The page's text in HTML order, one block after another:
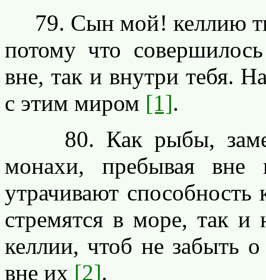
79. Сын мой! келлию
потому что
вне, так и внутри тебя.
с этим миром [1].
80. Как рыбы,
монахи, пребывая
утрачивают
стремятся в море, так и
келлии, чтоб не забыть
вне их [2].